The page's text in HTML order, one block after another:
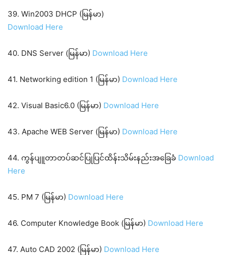
39. Win2003 DHCP (မြန်မာ)
Download Here
40. DNS Server (မြန်မာ) Download Here
41. Networking edition 1 (မြန်မာ) Download Here
42. Visual Basic6.0 (မြန်မာ) Download Here
43. Apache WEB Server (မြန်မာ) Download Here
44. ကွန်ပျူတာတပ်ဆင်ပြုပြင်ထိန်းသိမ်းနည်းအခြေခံ Download
Here
45. PM 7 (မြန်မာ) Download Here
46. Computer Knowledge Book (မြန်မာ) Download Here
47. Auto CAD 2002 (မြန်မာ) Download Here